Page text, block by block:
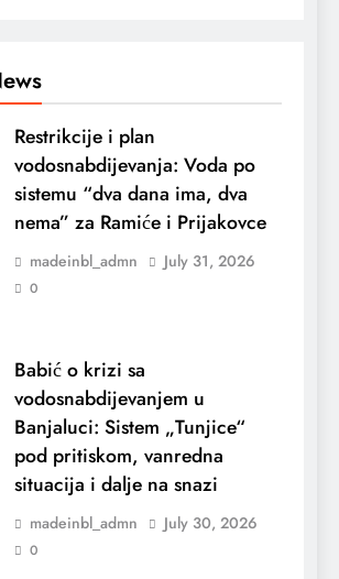
Restrikcije i plan
vodosnabdijevanja: Voda po
sistemu “dva dana ima, dva
nema” za Ramiće i Prijakovce
madeinbl_admn July 31, 2026
0
Babić o krizi sa
vodosnabdijevanjem u
Banjaluci: Sistem „Tunjice“
pod pritiskom, vanredna
situacija i dalje na snazi
madeinbl_admn July 30, 2026
0